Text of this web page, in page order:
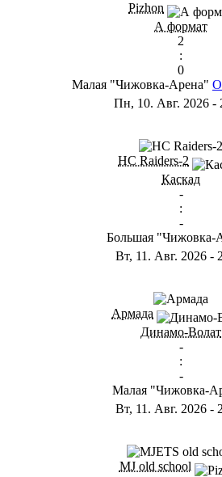
Pizhon
А формат
2
:
0
Малая "Чижовка-Арена"
Пн, 10. Авг. 2026-
HC Raiders-2
Каскад
-
:
-
Большая "Чижовка-
Вт, 11. Авг. 2026 -
Армада
Динамо-Волат
-
:
-
Малая "Чижовка-
Вт, 11. Авг. 2026 -
MJ old school